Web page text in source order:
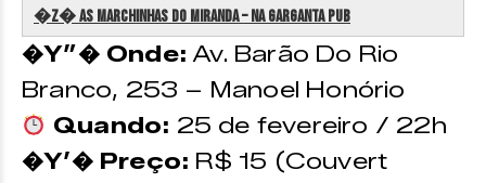
�z�️ As Marchinhas do Miranda – Na Garganta Pub
�Y”� Onde:Av. Barão Do Rio
Branco, 253 – Manoel Honório
Quando: 25 de fevereiro / 22h
�Y’� Preço: R$ 15 (Couvert